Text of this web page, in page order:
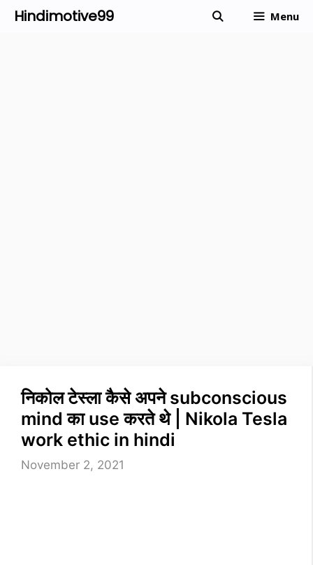
SkipHindimotive99 Menu
निकोल टेस्ला कैसे अपने subconscious
mind का use करते थे | Nikola Tesla
work ethic in hindi
November 2, 2021